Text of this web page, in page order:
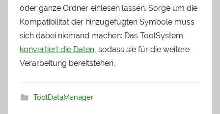
oder ganze Ordner einlesen lassen. Sorge um die
Kompatibilität der hinzugefügten Symbole muss
sich dabei niemand machen: Das ToolSystem
konvertiert die Daten, sodass sie für die weitere
Verarbeitung bereitstehen.
ToolDataManager